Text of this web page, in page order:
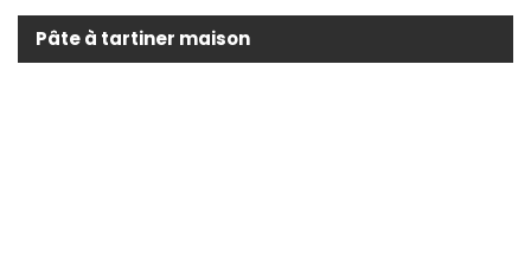
Pâte à tartiner maison